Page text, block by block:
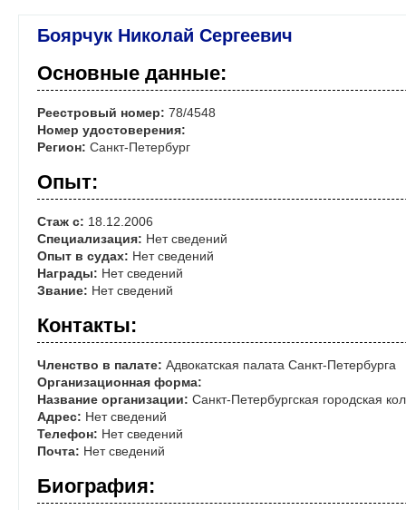
Боярчук Николай Сергеевич
Основные данные:
Реестровый номер: 78/4548
Номер удостоверения:
Регион: Санкт-Петербург
Опыт:
Стаж с: 18.12.2006
Специализация: Нет сведений
Опыт в судах: Нет сведений
Награды: Нет сведений
Звание: Нет сведений
Контакты:
Членство в палате: Адвокатская палата Санкт-Петербурга
Организационная форма:
Название организации: Санкт-Петербургская городская
Адрес: Нет сведений
Телефон: Нет сведений
Почта: Нет сведений
Биография: